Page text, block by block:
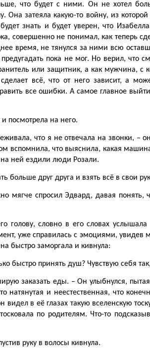
что будет с ними. Он не хотел
Она затеяла какую-то войну, из
знать и будет уверен, что
совершенно не понимал, как теперь
время, не тянулся за ними всю
пока не мог. Но верил, что
или защитник, а как мужчина, с
всё, что от него зависит, а
все ошибки. А самое главное
посмотрела на него.
что я не отвечала на звонки, –
вспомнила, что выяснила, какая
ней ездили люди Розали.
больше друг друга и взять всё в свои
мягче спросил Эдвард, давая понять,
голову, словно в его словах
уже справилась с эмоциями, увидев
быстро заморгала и кивнула:
быстро принять душ? Чувствую себя
заказать еды. – Он улыбнулся,
натянутая и неестественная, что
видел в её глазах такую вселенскую
по родителям. Что-то
руку в волосы кивнула.